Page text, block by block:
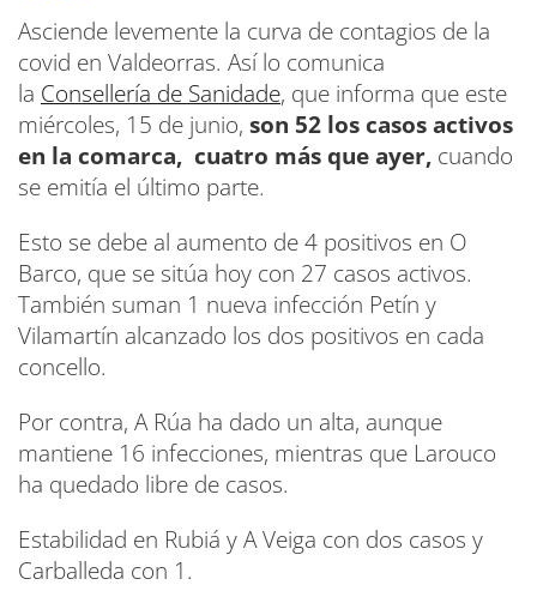
Asciende levemente la curva de contagios de la
covid en Valdeorras. Así lo comunica
la Consellería de Sanidade, que informa que este
miércoles, 15 de junio, son 52 los casos activos
en la comarca, cuatro más que ayer, cuando
se emitía el último parte.
Esto se debe al aumento de 4 positivos en O
Barco, que se sitúa hoy con 27 casos activos.
También suman 1 nueva infección Petín y
Vilamartín alcanzado los dos positivos en cada
concello.
Por contra, A Rúa ha dado un alta, aunque
mantiene 16 infecciones, mientras que Larouco
ha quedado libre de casos.
Estabilidad en Rubiá y A Veiga con dos casos y
Carballeda con 1.